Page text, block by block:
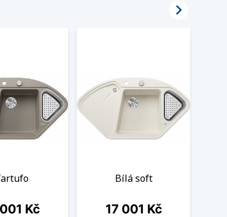
Kč
Bílá soft
Cena
17 001 Kč
